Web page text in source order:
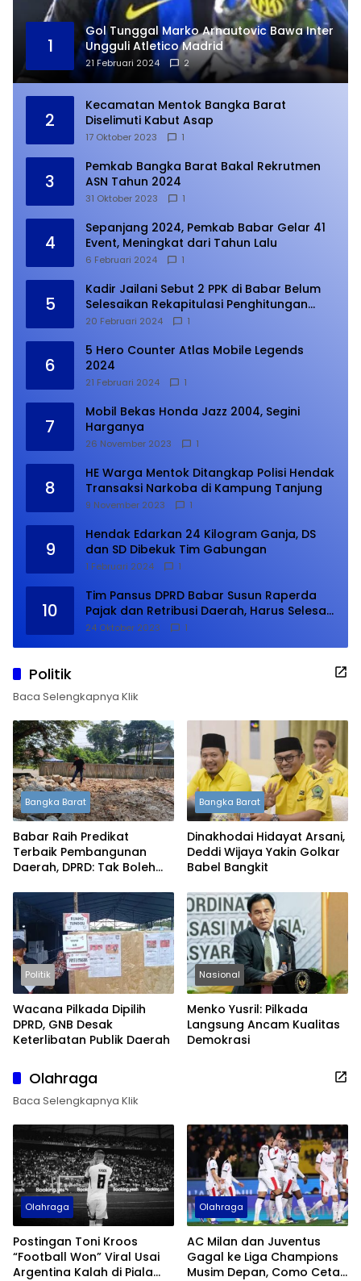
1
Gol Tunggal Marko Arnautovic Bawa Inter
Ungguli Atletico Madrid
21 Februari 2024 2
2
Kecamatan Mentok Bangka Barat
Diselimuti Kabut Asap
17 Oktober 2023 1
3
Pemkab Bangka Barat Bakal Rekrutmen
ASN Tahun 2024
31 Oktober 2023 1
4
Sepanjang 2024, Pemkab Babar Gelar 41
Event, Meningkat dari Tahun Lalu
6 Februari 2024 1
5
Kadir Jailani Sebut 2 PPK di Babar Belum
Selesaikan Rekapitulasi Penghitungan
Suara
20 Februari 2024 1
6
5 Hero Counter Atlas Mobile Legends
2024
21 Februari 2024 1
7
Mobil Bekas Honda Jazz 2004, Segini
Harganya
26 November 2023 1
8
HE Warga Mentok Ditangkap Polisi Hendak
Transaksi Narkoba di Kampung Tanjung
9 November 2023 1
9
Hendak Edarkan 24 Kilogram Ganja, DS
dan SD Dibekuk Tim Gabungan
1 Februari 2024 1
10
Tim Pansus DPRD Babar Susun Raperda
Pajak dan Retribusi Daerah, Harus Selesai
Januari 2024
24 Oktober 2023 1
Politik
Baca Selengkapnya Klik
Bangka Barat
Babar Raih Predikat
Terbaik Pembangunan
Daerah, DPRD: Tak Boleh
Bangka Barat
Dinakhodai Hidayat Arsani,
Deddi Wijaya Yakin Golkar
Babel Bangkit
Politik
Wacana Pilkada Dipilih
DPRD, GNB Desak
Keterlibatan Publik Daerah
Nasional
Menko Yusril: Pilkada
Langsung Ancam Kualitas
Demokrasi
Olahraga
Baca Selengkapnya Klik
Olahraga
Postingan Toni Kroos
“Football Won” Viral Usai
Argentina Kalah di Piala
Olahraga
AC Milan dan Juventus
Gagal ke Liga Champions
Musim Depan, Como Cetak